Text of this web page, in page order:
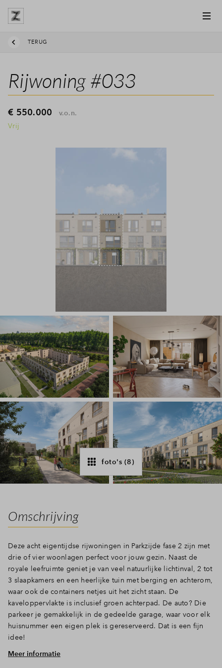
Inloggen
TERUG
Rijwoning #033
€ 550.000
v.o.n.
Vrij
foto's (8)
Omschrijving
Deze acht eigentijdse rijwoningen in Parkzijde fase 2 zijn met
drie of vier woonlagen perfect voor jouw gezin. Naast de
royale leefruimte geniet je van veel natuurlijke lichtinval, 2 tot
3 slaapkamers en een heerlijke tuin met berging en achterom,
waar ook de containers netjes uit het zicht staan. De
kaveloppervlakte is inclusief groen achterpad. De auto? Die
parkeer je gemakkelijk in de gedeelde garage, waar voor elk
huisnummer een eigen plek is gereserveerd. Dat is een fijn
idee!
Praktisch en overzichtelijk
Meer informatie